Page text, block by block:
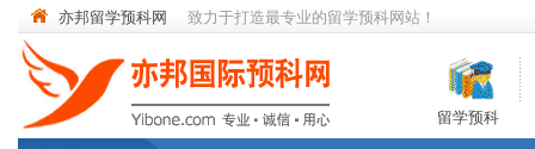
亦邦留学预科网 致力于打造最专业的留学预科网站！
留学预科